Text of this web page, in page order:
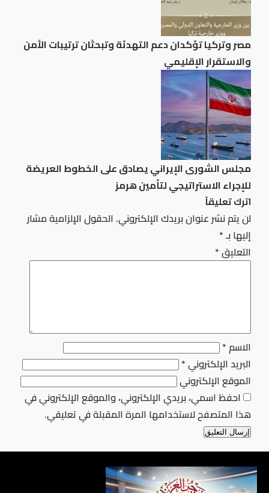
مصر وتركيا تؤكدان دعم التهدئة وتبحثان ترتيبات الأمن
والاستقرار الإقليمي
مجلس الشورى الإيراني يصادق على الخطوط العريضة
للإجراء الاستراتيجي لتأمين هرمز
اترك تعليقاً
لن يتم نشر عنوان بريدك الإلكتروني. الحقول الإلزامية مشار
إليها بـ*
التعليق*
الاسم*
البريد الإلكتروني*
الموقع الإلكتروني
احفظ اسمي، بريدي الإلكتروني، والموقع الإلكتروني في
هذا المتصفح لاستخدامها المرة المقبلة في تعليقي.